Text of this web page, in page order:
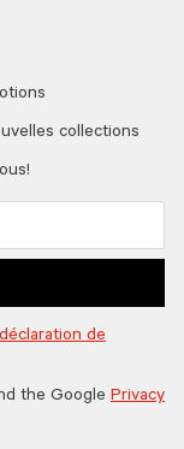
collections
déclaration de
the Google Privacy